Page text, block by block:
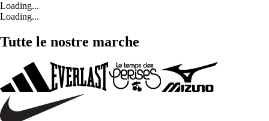
Loading...
Loading...
Tutte le nostre marche